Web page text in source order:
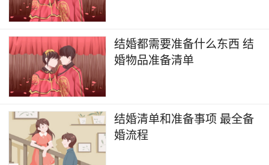
结婚都需要准备什么东西 结
婚物品准备清单
结婚清单和准备事项 最全备
婚流程